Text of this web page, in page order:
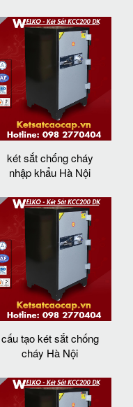
két sắt chống cháy
nhập khẩu Hà Nội
cấu tạo két sắt chống
cháy Hà Nội